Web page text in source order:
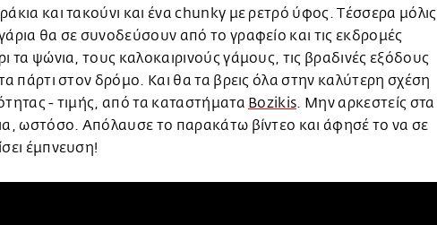
και τακούνι και ένα chunky με ρετρό ύφος. Τέσσερα μόλις
θα σε συνοδεύσουν από το γραφείο και τις εκδρομές
τα ψώνια, τους καλοκαιρινούς γάμους, τις βραδινές εξόδους
πάρτι στον δρόμο. Και θα τα βρεις όλα στην καλύτερη σχέση
- τιμής, από τα καταστήματα Bozikis. Mην αρκεστείς στα
ωστόσο. Απόλαυσε το παρακάτω βίντεο και άφησέ το να σε
έμπνευση!